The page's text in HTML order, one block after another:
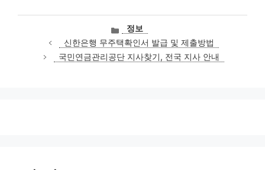
카
테
고
리
정보
신한은행 무주택확인서 발급 및 제출방법
국민연금관리공단 지사찾기, 전국 지사 안내